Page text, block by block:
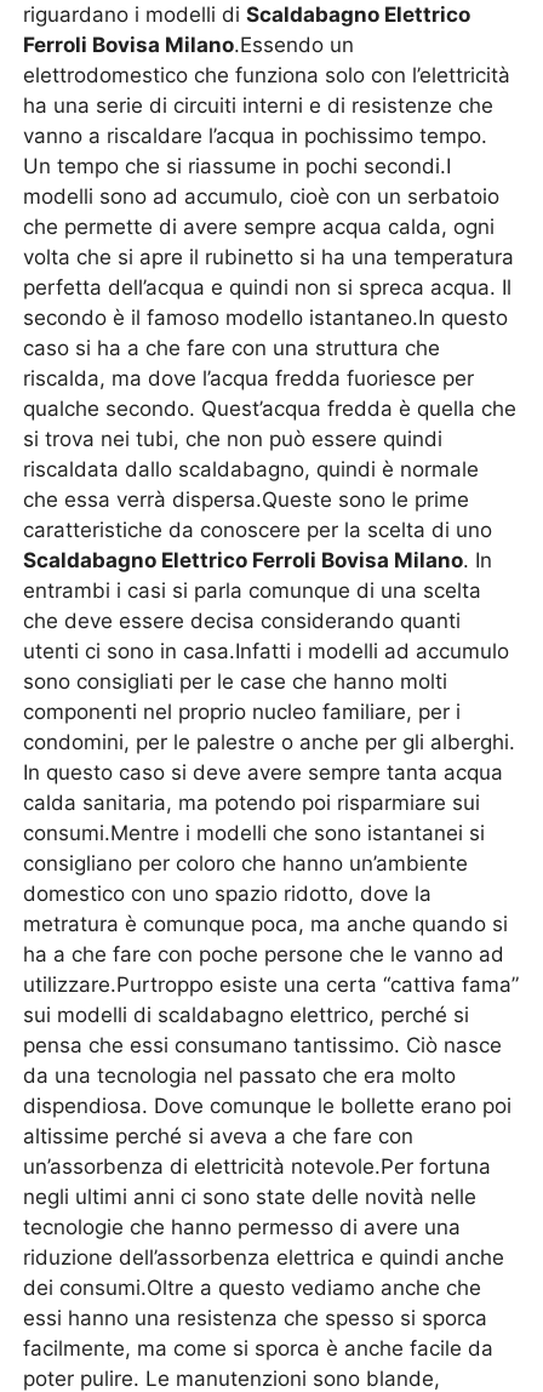
riguardano i modelli diScaldabagno Elettrico
Ferroli Bovisa Milano.Essendo un
elettrodomestico che funziona solo con l’elettricità
ha una serie di circuiti interni e di resistenze che
vanno a riscaldare l’acqua in pochissimo tempo.
Un tempo che si riassume in pochi secondi.I
modelli sono ad accumulo, cioè con un serbatoio
che permette di avere sempre acqua calda, ogni
volta che si apre il rubinetto si ha una temperatura
perfetta dell’acqua e quindi non si spreca acqua. Il
secondo è il famoso modello istantaneo.In questo
caso si ha a che fare con una struttura che
riscalda, ma dove l’acqua fredda fuoriesce per
qualche secondo. Quest’acqua fredda è quella che
si trova nei tubi, che non può essere quindi
riscaldata dallo scaldabagno, quindi è normale
che essa verrà dispersa.Queste sono le prime
caratteristiche da conoscere per la scelta di uno
Scaldabagno Elettrico Ferroli Bovisa Milano. In
entrambi i casi si parla comunque di una scelta
che deve essere decisa considerando quanti
utenti ci sono in casa.Infatti i modelli ad accumulo
sono consigliati per le case che hanno molti
componenti nel proprio nucleo familiare, per i
condomini, per le palestre o anche per gli alberghi.
In questo caso si deve avere sempre tanta acqua
calda sanitaria, ma potendo poi risparmiare sui
consumi.Mentre i modelli che sono istantanei si
consigliano per coloro che hanno un’ambiente
domestico con uno spazio ridotto, dove la
metratura è comunque poca, ma anche quando si
ha a che fare con poche persone che le vanno ad
utilizzare.Purtroppo esiste una certa “cattiva fama”
sui modelli di scaldabagno elettrico, perché si
pensa che essi consumano tantissimo. Ciò nasce
da una tecnologia nel passato che era molto
dispendiosa. Dove comunque le bollette erano poi
altissime perché si aveva a che fare con
un’assorbenza di elettricità notevole.Per fortuna
negli ultimi anni ci sono state delle novità nelle
tecnologie che hanno permesso di avere una
riduzione dell’assorbenza elettrica e quindi anche
dei consumi.Oltre a questo vediamo anche che
essi hanno una resistenza che spesso si sporca
facilmente, ma come si sporca è anche facile da
poter pulire. Le manutenzioni sono blande,